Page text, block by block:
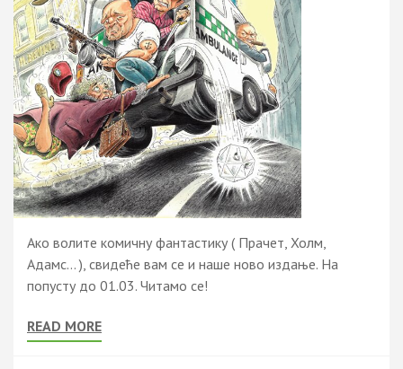
Ако волите комичну фантастику ( Прачет, Холм,
Адамс… ), свидеће вам се и наше ново издање. На
попусту до 01.03. Читамо се!
READ MORE